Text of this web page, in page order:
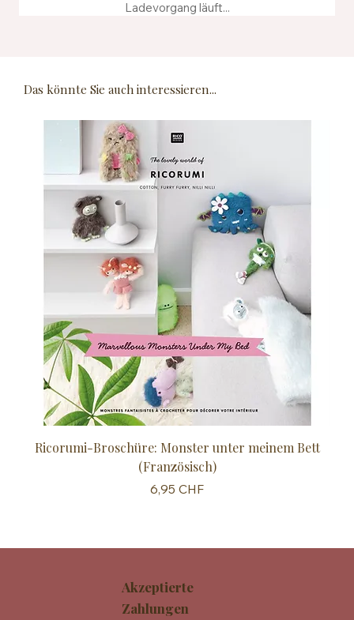
Ladevorgang läuft...
Das könnte Sie auch interessieren...
Ricorumi-Broschüre: Monster unter meinem Bett
(Französisch)
Preis
6,95 CHF
Akzeptierte
Zahlungen